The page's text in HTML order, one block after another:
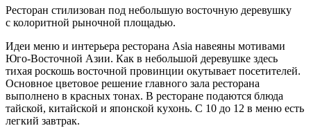
Ресторан стилизован под небольшую восточную деревушку
с колоритной рыночной площадью.
Идеи меню и интерьера ресторана Asia навеяны мотивами
Юго-Восточной Азии. Как в небольшой деревушке здесь
тихая роскошь восточной провинции окутывает посетителей.
Основное цветовое решение главного зала ресторана
выполнено в красных тонах. В ресторане подаются блюда
тайской, китайской и японской кухонь. C 10 до 12 в меню есть
легкий завтрак.